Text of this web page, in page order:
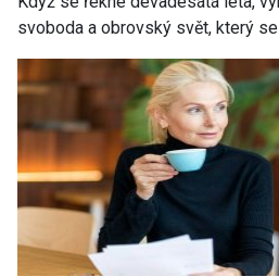
svoboda a obrovský svět, který